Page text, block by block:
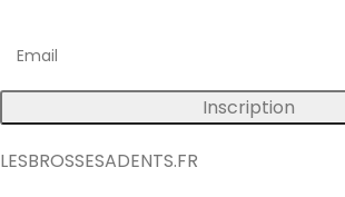
Inscription
LESBROSSESADENTS.FR